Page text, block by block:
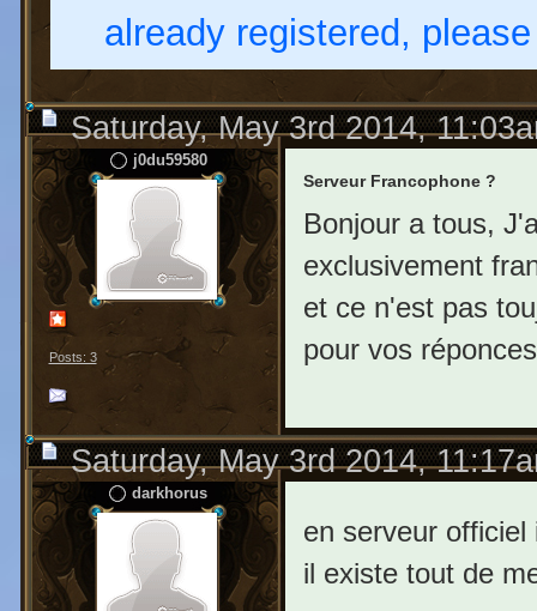
already registered,
Saturday, May 3rd 2014,
j0du59580
Posts: 3
Serveur Francophone ?
Bonjour a tous,
exclusivement
et ce n'est pas
pour vos
Saturday, May 3rd 2014,
darkhorus
en serveur
il existe tout de